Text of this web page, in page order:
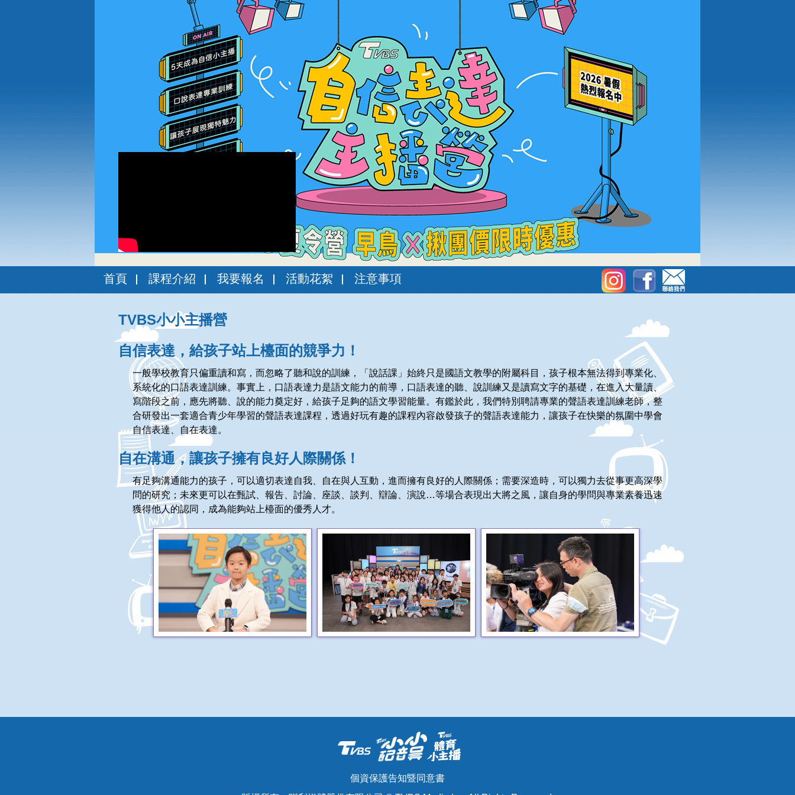
首頁 課程介紹 我要報名 活動花絮 注意事項
TVBS小小主播營
自信表達，給孩子站上檯面的競爭力！
一般學校教育只偏重讀和寫，而忽略了聽和說的訓練，「說話課」始終只是國語文教學的附屬科目，孩子根本無法得到專業化、
系統化的口語表達訓練。事實上，口語表達力是語文能力的前導，口語表達的聽、說訓練又是讀寫文字的基礎，在進入大量讀、
寫階段之前，應先將聽、說的能力奠定好，給孩子足夠的語文學習能量。有鑑於此，我們特別聘請專業的聲語表達訓練老師，整
合研發出一套適合青少年學習的聲語表達課程，透過好玩有趣的課程內容啟發孩子的聲語表達能力，讓孩子在快樂的氛圍中學會
自信表達、自在表達。
自在溝通，讓孩子擁有良好人際關係！
有足夠溝通能力的孩子，可以適切表達自我、自在與人互動，進而擁有良好的人際關係；需要深造時，可以獨力去從事更高深學
問的研究；未來更可以在甄試、報告、討論、座談、談判、辯論、演說…等場合表現出大將之風，讓自身的學問與專業素養迅速
獲得他人的認同，成為能夠站上檯面的優秀人才。
個資保護告知暨同意書